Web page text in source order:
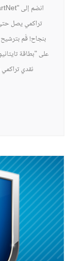
بنجاح! قُم
على "بطاقة
نقدي تراكمي يصل حتى